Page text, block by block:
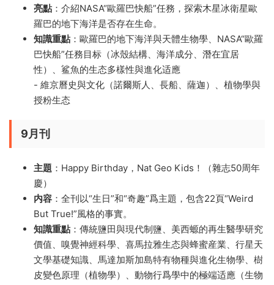
亮點 ：介紹NASA“歐羅巴快船”任務，探索木星冰衛星歐
羅巴的地下海洋是否存在生命。
知識重點 ：歐羅巴的地下海洋與天體生物學、NASA“歐羅
巴快船”任務目标（冰殼結構、海洋成分、潛在宜居
性）、鲨魚的生态多樣性與進化适應
- 維京曆史與文化（諾爾斯人、長船、薩迦）、植物學與
授粉生态
9月刊
主題 ：Happy Birthday，Nat Geo Kids！（雜志50周年
慶）
内容 ：全刊以“生日”和“奇趣”爲主題，包含22頁“Weird
But True!”風格的事實。
知識重點 ：傳統鹽田與現代制鹽、美西螈的再生醫學研究
價值、嗅覺神經科學、喜馬拉雅生态與蜂蜜産業、行星天
文學基礎知識、馬達加斯加島特有物種與進化生物學、樹
皮變色原理（植物學）、動物行爲學中的極端适應（生物